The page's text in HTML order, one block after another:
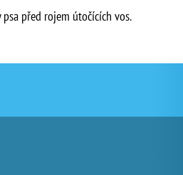
před rojem útočících vos.